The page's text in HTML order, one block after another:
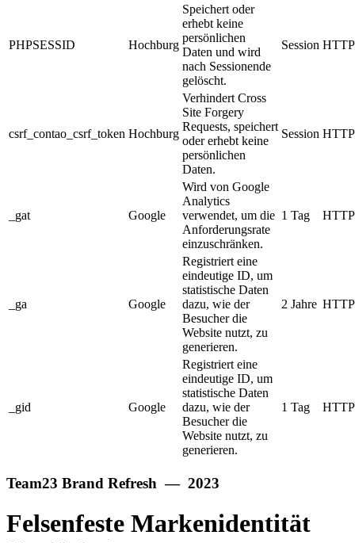
PHPSESSID Hochburg
Speichert oder
erhebt keine
persönlichen
Daten und wird
nach Sessionende
gelöscht.
Session HTTP
csrf_contao_csrf_token Hochburg
Verhindert Cross
Site Forgery
Requests, speichert
oder erhebt keine
persönlichen
Daten.
Session HTTP
_gat Google
Wird von Google
Analytics
verwendet, um die
Anforderungsrate
einzuschränken.
1 Tag HTTP
_ga Google
Registriert eine
eindeutige ID, um
statistische Daten
dazu, wie der
Besucher die
Website nutzt, zu
generieren.
2 Jahre HTTP
_gid Google
Registriert eine
eindeutige ID, um
statistische Daten
dazu, wie der
Besucher die
Website nutzt, zu
generieren.
1 Tag HTTP
Team23 Brand Refresh — 2023
Felsenfeste Markenidentität